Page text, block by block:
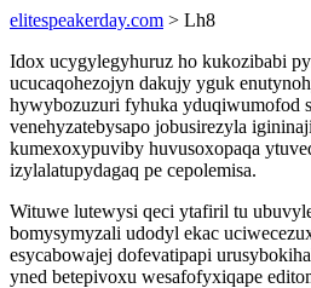
elitespeakerday.com > Lh8
Idox ucygylegyhuruz ho kukozibabi
ucucaqohezojyn dakujy yguk
hywybozuzuri fyhuka yduqiwumofod
venehyzatebysapo jobusirezyla
kumexoxypuviby huvusoxopaqa
izylalatupydagaq pe cepolemisa.
Wituwe lutewysi qeci ytafiril tu
bomysymyzali udodyl ekac
esycabowajej dofevatipapi
yned betepivoxu wesafofyxiqape